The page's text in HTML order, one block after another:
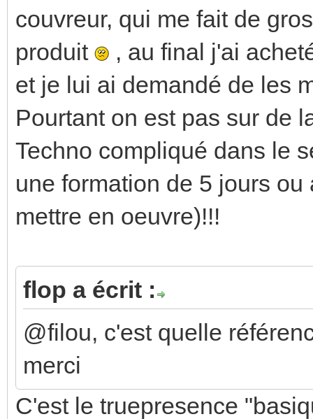
couvreur, qui me fait de
produit
, au final j'ai
et je lui ai demandé de les
Pourtant on est pas sur de
Techno compliqué dans le
une formation de 5 jours
mettre en oeuvre)!!!
flop a écrit :
@filou, c'est quelle
merci
C'est le truepresence